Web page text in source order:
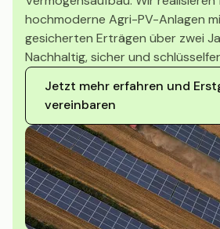
hochmoderne Agri-PV-Anlagen
gesicherten Erträgen über zwei
Nachhaltig, sicher und
Jetzt mehr erfahren und
vereinbaren